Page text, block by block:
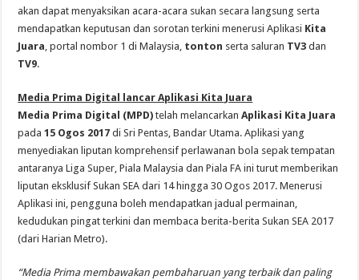
akan dapat menyaksikan acara-acara sukan secara langsung serta
mendapatkan keputusan dan sorotan terkini menerusi Aplikasi Kita
Juara , portal nombor 1 di Malaysia, tonton serta saluran TV3 dan
TV9.
Media Prima Digital lancar Aplikasi Kita Juara
Media Prima Digital (MPD) telah melancarkanAplikasi Kita Juara
pada15 Ogos 2017 di Sri Pentas, Bandar Utama. Aplikasi yang
menyediakan liputan komprehensif perlawanan bola sepak tempatan
antaranya Liga Super, Piala Malaysia dan Piala FA ini turut memberikan
liputan eksklusif Sukan SEA dari 14 hingga 30 Ogos 2017. Menerusi
Aplikasi ini, pengguna boleh mendapatkan jadual permainan,
kedudukan pingat terkini dan membaca berita-berita Sukan SEA 2017
(dari Harian Metro).
“Media Prima membawakan pembaharuan yang terbaik dan paling